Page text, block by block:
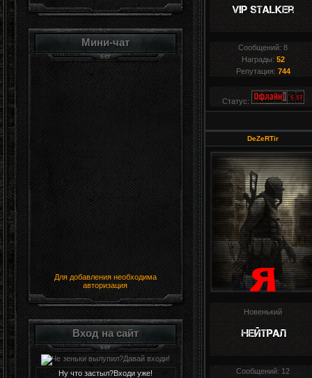
Мини-чат
Для добавления необходима
авторизация
Вход на сайт
Ну что застыл?Входи уже!
Сообщений:8
Награды: 52
Репутация: 744
Статус:
DeZeRTir
Новенький
Сообщений: 12